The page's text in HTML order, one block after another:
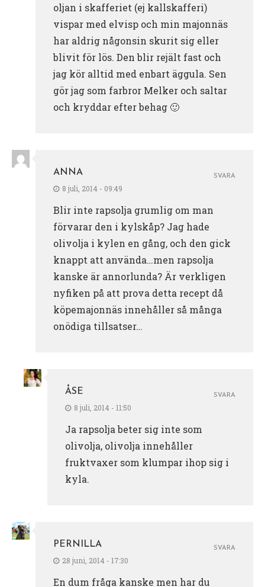
oljan i skafferiet (ej kallskafferi)
vispar med elvisp och min majonnäs
har aldrig någonsin skurit sig eller
blivit för lös. Den blir rejält fast och
jag kör alltid med enbart äggula. Sen
gör jag som farbror Melker och saltar
och kryddar efter behag 🙂
ANNA
8 juli, 2014 - 09:49
Blir inte rapsolja grumlig om man
förvarar den i kylskåp? Jag hade
olivolja i kylen en gång, och den gick
knappt att använda…men rapsolja
kanske är annorlunda? Är verkligen
nyfiken på att prova detta recept då
köpemajonnäs innehåller så många
onödiga tillsatser…
SVARA
ÅSE
8 juli, 2014 - 11:50
Ja rapsolja beter sig inte som
olivolja, olivolja innehåller
fruktvaxer som klumpar ihop sig i
kyla.
SVARA
PERNILLA
28 juni, 2014 - 17:30
En dum fråga kanske men har du
SVARA